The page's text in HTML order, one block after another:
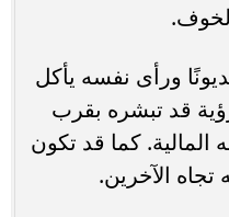
ورأى نفسه يأكل
قد تبشره بقرب
المالية. كما قد تكون
تجاه الآخرين.